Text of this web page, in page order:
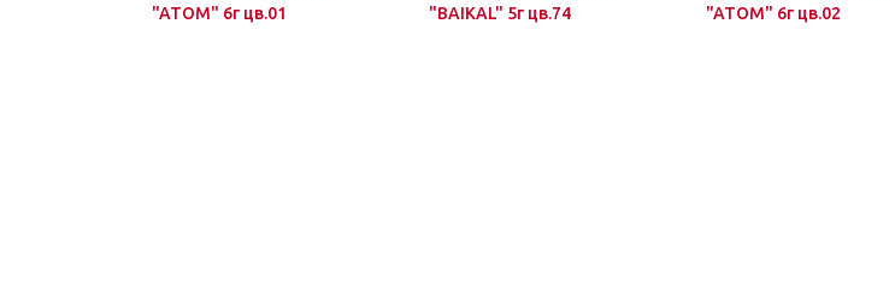
"ATOM" 6г цв.01
"BAIKAL" 5г цв.74
"ATOM" 6г цв.02